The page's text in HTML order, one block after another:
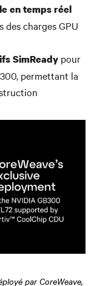
en temps réel
charges GPU
SimReady pour
permettant la
par CoreWeave,